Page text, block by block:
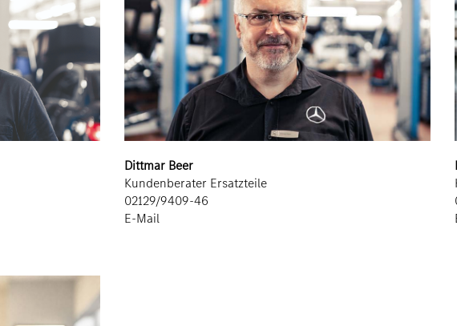
Dittmar Beer
Kundenberater Ersatzteile
02129/9409-46
E-Mail